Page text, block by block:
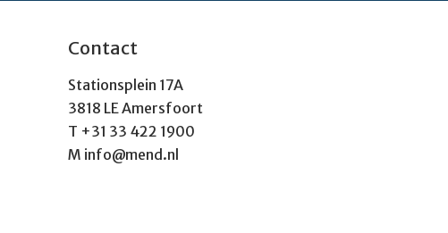
Contact
Stationsplein 17A
3818 LE Amersfoort
T +31 33 422 1900
M info@mend.nl